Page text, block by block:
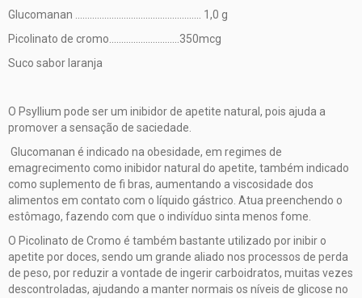
Glucomanan .................................................... 1,0 g
Picolinato de cromo.............................350mcg
Suco sabor laranja
O Psyllium pode ser um inibidor de apetite natural, pois ajuda a
promover a sensação de saciedade.
Glucomanan é indicado na obesidade, em regimes de
emagrecimento como inibidor natural do apetite, também indicado
como suplemento de fi bras, aumentando a viscosidade dos
alimentos em contato com o líquido gástrico. Atua preenchendo o
estômago, fazendo com que o indivíduo sinta menos fome.
O Picolinato de Cromo é também bastante utilizado por inibir o
apetite por doces, sendo um grande aliado nos processos de perda
de peso, por reduzir a vontade de ingerir carboidratos, muitas vezes
descontroladas, ajudando a manter normais os níveis de glicose no